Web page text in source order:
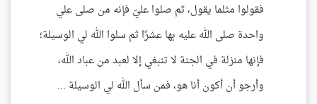
فقولوا مثلما يقول، ثم صلوا عليّ فإنه من صلى علي
واحدة صلى الله عليه بها عشرًا ثم سلوا الله لي الوسيلة؛
فإنها منزلة في الجنة لا تنبغي إلا لعبد من عباد الله،
وأرجو أن أكون أنا هو، فمن سأل الله لي الوسيلة ...